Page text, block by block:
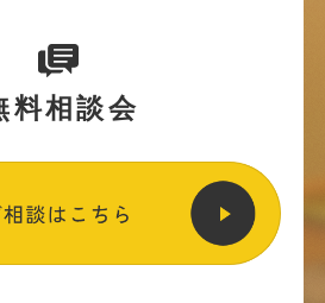
料相談会